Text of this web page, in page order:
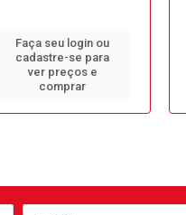
Faça seu login ou
cadastre-se para
ver preços e
comprar